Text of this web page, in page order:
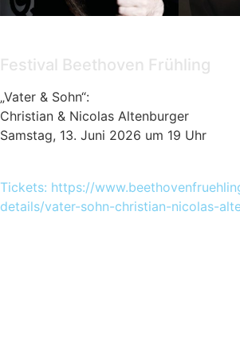
Festival Beethoven Frühling
„Vater & Sohn“:
Christian & Nicolas Altenburger
Samstag, 13. Juni 2026 um 19 Uhr
Tickets: https://
details/vater-sohn-christian-nicolas-